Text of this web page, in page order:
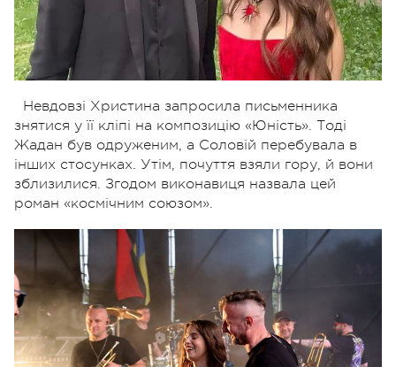
Невдовзі Христина запросила письменника
знятися у її кліпі на композицію «Юність». Тоді
Жадан був одруженим, а Соловій перебувала в
інших стосунках. Утім, почуття взяли гору, й вони
зблизилися. Згодом виконавиця назвала цей
роман «космічним союзом».